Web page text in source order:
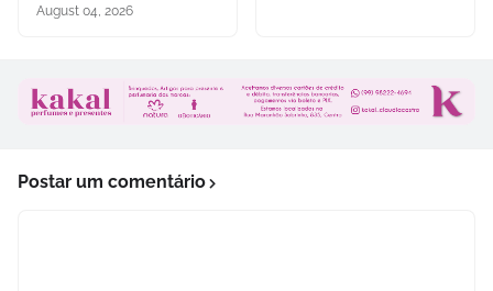
August 04, 2026
Postar um comentário